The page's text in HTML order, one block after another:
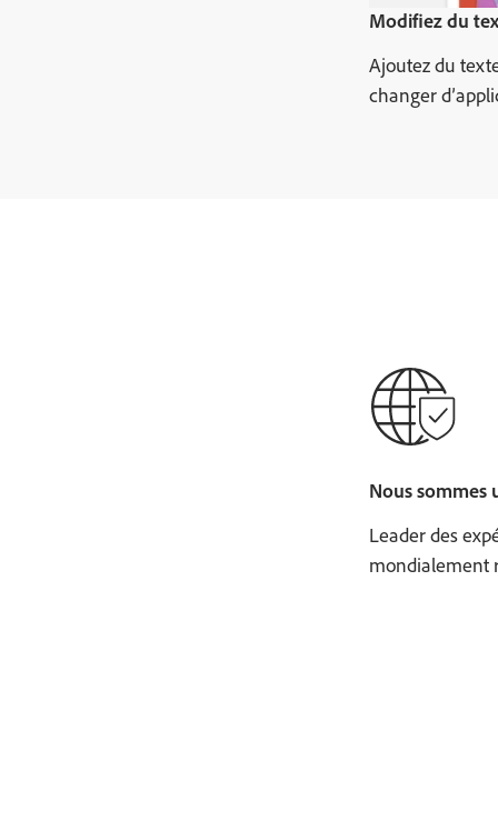
Modifiez du
Ajoutez du
changer
Nous sommes
Leader des
mondialement